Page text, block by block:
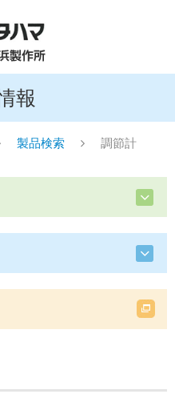
報
製品検索 調節計